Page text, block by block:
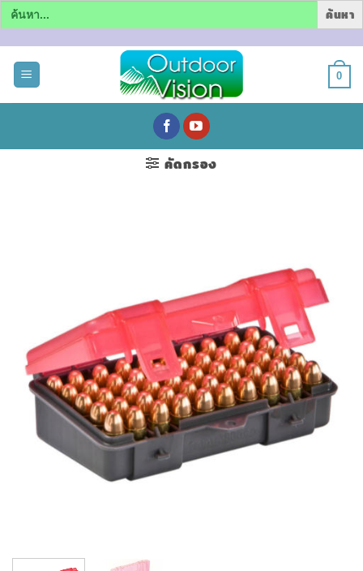
Search
for:
0
คัดกรอง